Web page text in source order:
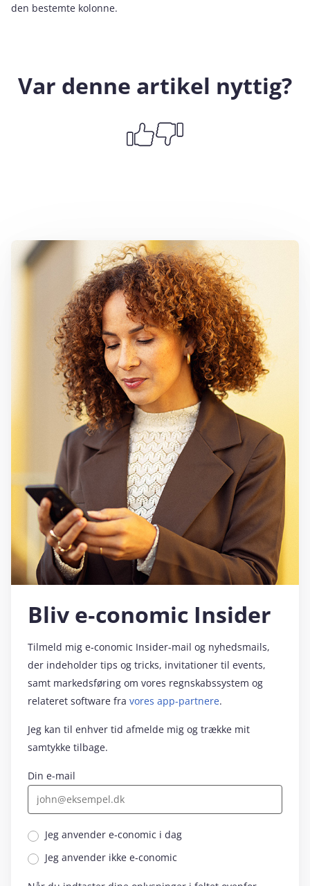
den bestemte kolonne.
Var denne artikel nyttig?
Bliv e‑conomic Insider
Tilmeld mig e‑conomic Insider-mail og nyhedsmails,
der indeholder tips og tricks, invitationer til events,
samt markedsføring om vores regnskabssystem og
relateret software fra vores app-partnere.
Jeg kan til enhver tid afmelde mig og trække mit
samtykke tilbage.
Din e-mail
Jeg anvender e‑conomic i dag
Jeg anvender ikke e‑conomic